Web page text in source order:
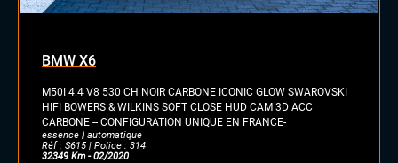
BMW X6
M50I 4.4 V8 530 CH NOIR CARBONE ICONIC GLOW SWAROVSKI
HIFI BOWERS & WILKINS SOFT CLOSE HUD CAM 3D ACC
CARBONE -- CONFIGURATION UNIQUE EN FRANCE-
essence | automatique
Réf : S615 | Police : 314
32349 Km - 02/2020